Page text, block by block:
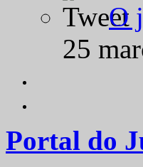
O
25
Portal do